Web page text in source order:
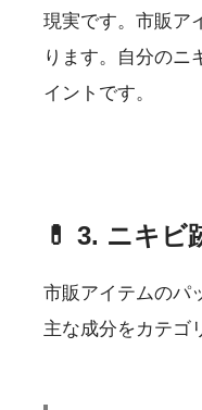
現実です。市販ア
ります。自分のニ
イントです。
💊 3. ニキビ
市販アイテムのパ
主な成分をカテゴ